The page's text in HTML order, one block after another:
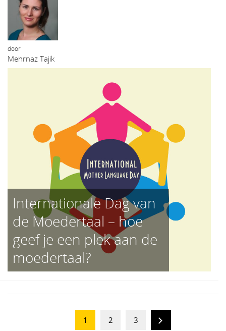
door
Mehrnaz Tajik
Internationale Dag van
de Moedertaal – hoe
geef je een plek aan de
moedertaal?
1 2 3